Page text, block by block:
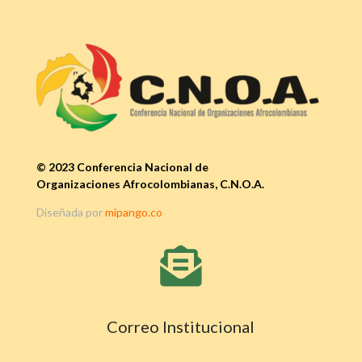
© 2023 Conferencia Nacional de
Organizaciones Afrocolombianas, C.N.O.A.
Diseñada pormipango.co

Correo Institucional